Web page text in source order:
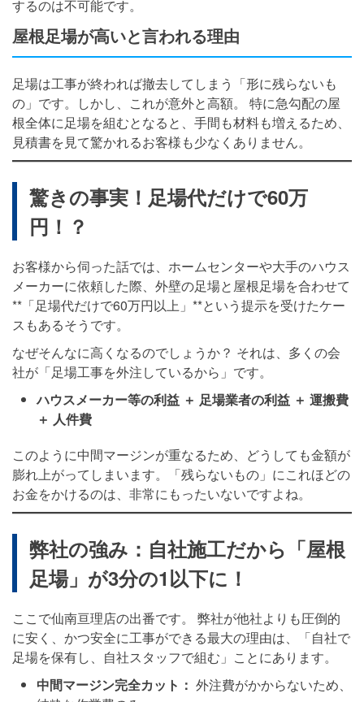
するのは不可能です。
屋根足場が高いと言われる理由
足場は工事が終われば撤去してしまう「形に残らないも
の」です。しかし、これが意外と高額。 特に急勾配の屋
根全体に足場を組むとなると、手間も材料も増えるため、
見積書を見て驚かれるお客様も少なくありません。
驚きの事実！足場代だけで60万
円！？
お客様から伺った話では、ホームセンターや大手のハウス
メーカーに依頼した際、外壁の足場と屋根足場を合わせて
**「足場代だけで60万円以上」**という提示を受けたケー
スもあるそうです。
なぜそんなに高くなるのでしょうか？ それは、多くの会
社が「足場工事を外注しているから」です。
ハウスメーカー等の利益 ＋ 足場業者の利益 ＋ 運搬費
＋ 人件費
このように中間マージンが重なるため、どうしても金額が
膨れ上がってしまいます。「残らないもの」にこれほどの
お金をかけるのは、非常にもったいないですよね。
弊社の強み：自社施工だから「屋根
足場」が3分の1以下に！
ここで仙南亘理店の出番です。 弊社が他社よりも圧倒的
に安く、かつ安全に工事ができる最大の理由は、「自社で
足場を保有し、自社スタッフで組む」ことにあります。
中間マージン完全カット： 外注費がかからないため、